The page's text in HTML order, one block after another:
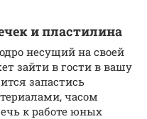
и пластилина
несущий на своей
зайти в гости в вашу
запастись
часом
к работе юных